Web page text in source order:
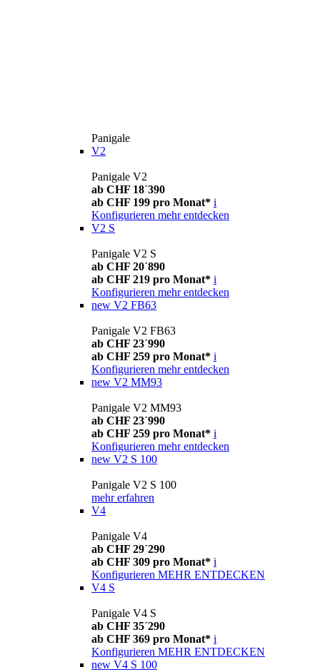
Panigale
V2
Panigale V2
ab CHF 18´390
ab CHF 199 pro Monat* i
Konfigurieren mehr entdecken
V2 S
Panigale V2 S
ab CHF 20´890
ab CHF 219 pro Monat* i
Konfigurieren mehr entdecken
new V2 FB63
Panigale V2 FB63
ab CHF 23´990
ab CHF 259 pro Monat* i
Konfigurieren mehr entdecken
new V2 MM93
Panigale V2 MM93
ab CHF 23´990
ab CHF 259 pro Monat* i
Konfigurieren mehr entdecken
new V2 S 100
Panigale V2 S 100
mehr erfahren
V4
Panigale V4
ab CHF 29´290
ab CHF 309 pro Monat* i
Konfigurieren MEHR ENTDECKEN
V4 S
Panigale V4 S
ab CHF 35´290
ab CHF 369 pro Monat* i
Konfigurieren MEHR ENTDECKEN
new V4 S 100